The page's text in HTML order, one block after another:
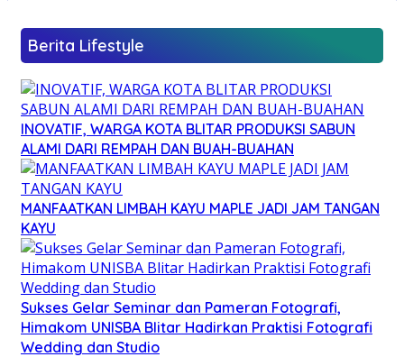
Berita Lifestyle
INOVATIF, WARGA KOTA BLITAR PRODUKSI SABUN
ALAMI DARI REMPAH DAN BUAH-BUAHAN
MANFAATKAN LIMBAH KAYU MAPLE JADI JAM TANGAN
KAYU
Sukses Gelar Seminar dan Pameran Fotografi,
Himakom UNISBA Blitar Hadirkan Praktisi Fotografi
Wedding dan Studio